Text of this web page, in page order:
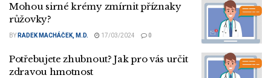
Mohou sirné krémy zmírnit příznaky
růžovky?
BY RADEK MACHÁČEK, M.D. 17/03/2024 0
Potřebujete zhubnout? Jak pro vás určit
zdravou hmotnost